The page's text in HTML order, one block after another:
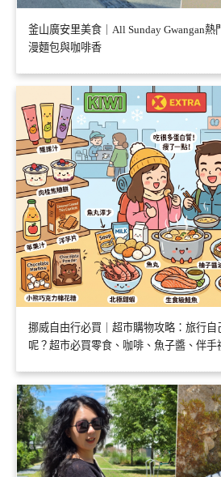
釜山廣安里美食｜All Sunday Gwangan
漫麵包與咖啡香
挪威自由行必買｜超市購物攻略：旅行
呢？超市必買零食、咖啡、魚子醬、伴手